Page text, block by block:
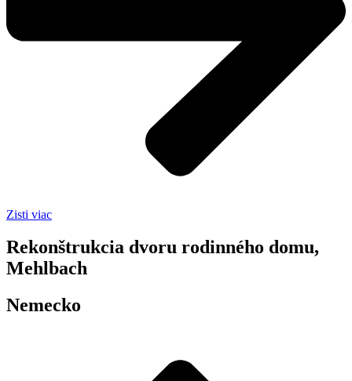
Zisti viac
Rekonštrukcia dvoru rodinného domu,
Mehlbach
Nemecko